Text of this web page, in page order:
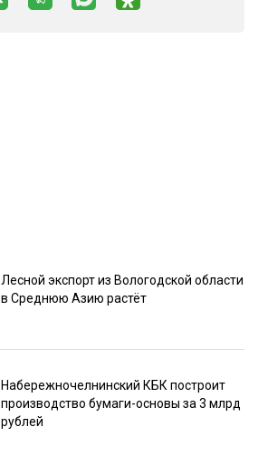
Лесной экспорт из Вологодской области
в Среднюю Азию растёт
Набережночелнинский КБК построит
производство бумаги-основы за 3 млрд
рублей